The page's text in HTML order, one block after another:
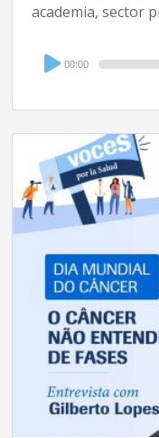
academia, sector
Audio
Player
00:00